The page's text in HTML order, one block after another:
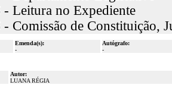
Leitura no Expediente
Comissão de Constituição,
Emenda(s):
-
Autógrafo:
-
Autor:
LUANA RÉGIA